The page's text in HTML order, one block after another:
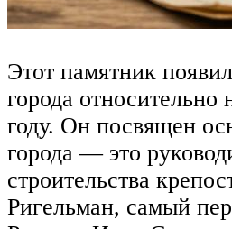
Этот памятник
города относительно
году. Он посвящен
города — это
строительства
Ригельман, самый